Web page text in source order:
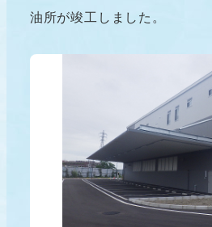
油所が竣工しました。